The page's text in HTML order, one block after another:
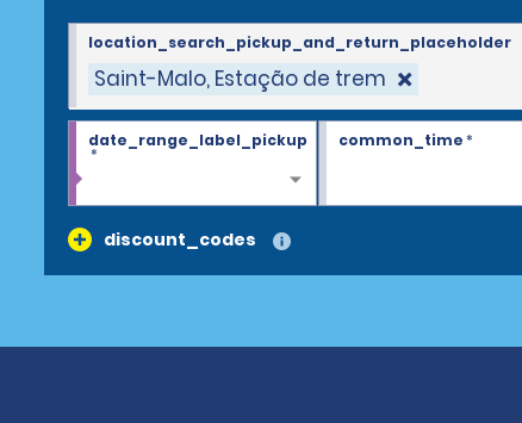
Saint-Malo, Estação de trem
location_search_pickup_and_return_placeholder
date_range_label_pickup
*
common_time*
discount_codes